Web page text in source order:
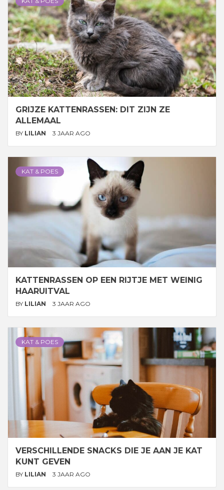
GRIJZE KATTENRASSEN: DIT ZIJN ZE
ALLEMAAL
BY LILIAN 3 JAAR AGO
KAT & POES
KATTENRASSEN OP EEN RIJTJE MET WEINIG
HAARUITVAL
BY LILIAN 3 JAAR AGO
KAT & POES
VERSCHILLENDE SNACKS DIE JE AAN JE KAT
KUNT GEVEN
BY LILIAN 3 JAAR AGO